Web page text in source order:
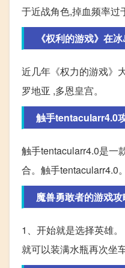
于近战角色,掉血频率过
《权利的游戏》在
近几年《权力的游戏》
罗地亚 ,多恩皇宫。
触手tentacularr4.0
触手tentacularr4.0是一
合。触手tentacularr4.0。
魔兽勇敢者的游戏
1、开始就是选择英雄
就可以装满水瓶再次坐